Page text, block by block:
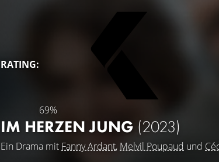
RATING:
69%
IM HERZEN JUNG (2023)
Ein Drama mit Fanny Ardant, Melvil Poupaud und